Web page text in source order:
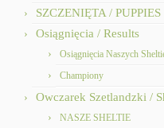
SZCZENIĘTA / PUPPIES
Osiągnięcia / Results
Osiągnięcia Naszych
Championy
Owczarek Szetlandzki /
NASZE SHELTIE